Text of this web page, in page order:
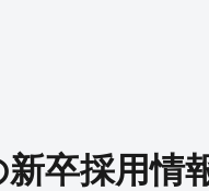
新卒採用情